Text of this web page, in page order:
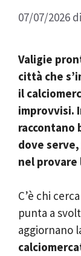
07/07/2026 di
Valigie
città che
il
improvvisi.
raccontano
dove
nel provare
C’è chi
punta a
aggiornano